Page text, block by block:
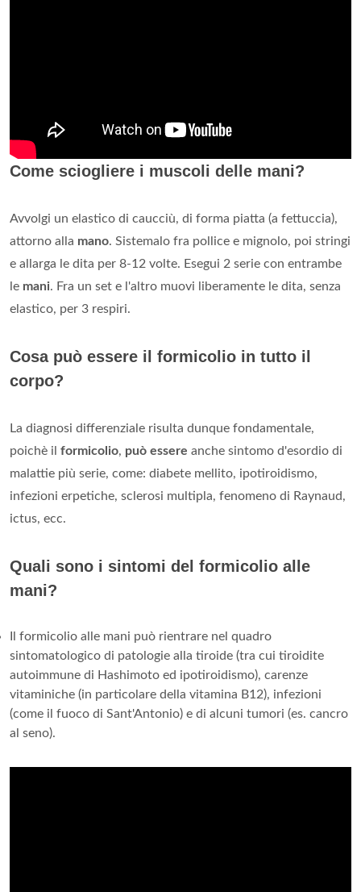
Come sciogliere i muscoli delle mani?
Avvolgi un elastico di caucciù, di forma piatta (a fettuccia),
attorno alla mano. Sistemalo fra pollice e mignolo, poi stringi
e allarga le dita per 8-12 volte. Esegui 2 serie con entrambe
le mani. Fra un set e l'altro muovi liberamente le dita, senza
elastico, per 3 respiri.
Cosa può essere il formicolio in tutto il
corpo?
La diagnosi differenziale risulta dunque fondamentale,
poichè il formicolio, può essere anche sintomo d'esordio di
malattie più serie, come: diabete mellito, ipotiroidismo,
infezioni erpetiche, sclerosi multipla, fenomeno di Raynaud,
ictus, ecc.
Quali sono i sintomi del formicolio alle
mani?
Il formicolio alle mani può rientrare nel quadro
sintomatologico di patologie alla tiroide (tra cui tiroidite
autoimmune di Hashimoto ed ipotiroidismo), carenze
vitaminiche (in particolare della vitamina B12), infezioni
(come il fuoco di Sant'Antonio) e di alcuni tumori (es. cancro
al seno).